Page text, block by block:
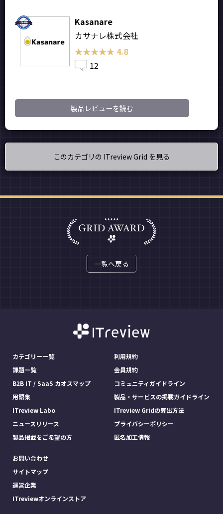
Kasanare
カサナレ株式会社
★★★★★
★★★★★ 4.8
12
製品レビューを読む
このカテゴリの ITreview Grid を見る
一覧へ戻る
カテゴリー一覧
課題一覧
B2B IT / SaaS カオスマップ
用語集
ITreview Labo
ニュースリリース
製品掲載をご希望の方
利用規約
会員規約
コミュニティガイドライン
製品・サービスの掲載ガイドライン
ITreview Gridの算出方法
プライバシーポリシー
匿名加工情報
お問い合わせ
サイトマップ
運営企業
ITreviewオンラインストア